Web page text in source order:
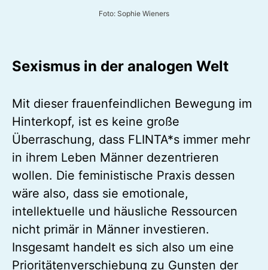
Foto: Sophie Wieners
Sexismus in der analogen Welt
Mit dieser frauenfeindlichen Bewegung im
Hinterkopf, ist es keine große
Überraschung, dass FLINTA*s immer mehr
in ihrem Leben Männer dezentrieren
wollen. Die feministische Praxis dessen
wäre also, dass sie emotionale,
intellektuelle und häusliche Ressourcen
nicht primär in Männer investieren.
Insgesamt handelt es sich also um eine
Prioritätenverschiebung zu Gunsten der